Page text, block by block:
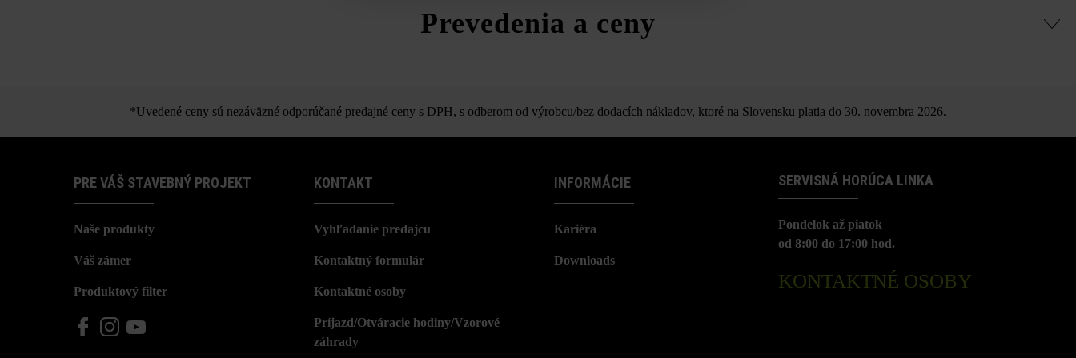
Prevedenia a ceny
*Uvedené ceny sú nezáväzné odporúčané predajné ceny s DPH, s odberom od výrobcu/bez dodacích nákladov, ktoré na Slovensku platia do 30. novembra 2026.
PRE VÁŠ STAVEBNÝ PROJEKT
Naše produkty
Váš zámer
Produktový filter
KONTAKT
Vyhľadanie predajcu
Kontaktný formulár
Kontaktné osoby
Príjazd/Otváracie hodiny/Vzorové
záhrady
INFORMÁCIE
Kariéra
Downloads
SERVISNÁ HORÚCA LINKA
Pondelok až piatok
od 8:00 do 17:00 hod.
KONTAKTNÉ OSOBY